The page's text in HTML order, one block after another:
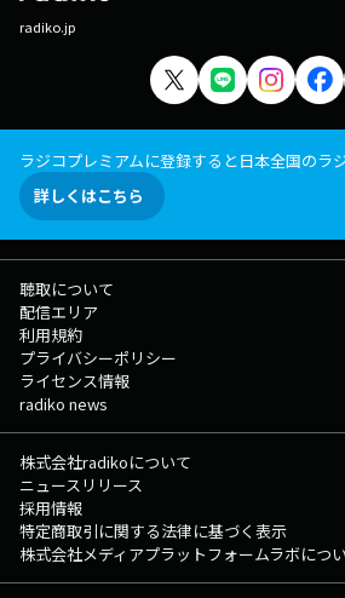
radiko.jp
ラジコプレミアムに登録すると日本全国のラ
詳しくはこちら
聴取について
配信エリア
利用規約
プライバシーポリシー
ライセンス情報
radiko news
株式会社radikoについて
ニュースリリース
採用情報
特定商取引に関する法律に基づく表示
株式会社メディアプラットフォームラボにつ